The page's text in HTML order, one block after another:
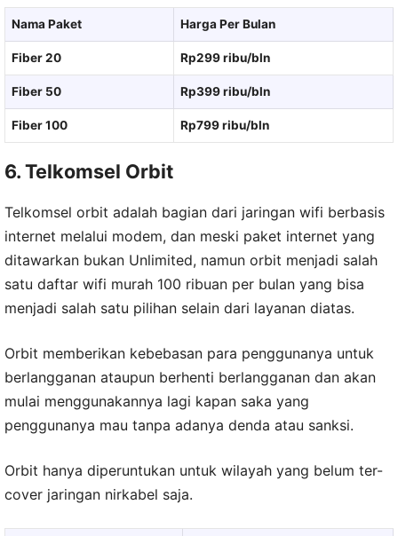
Nama Paket Harga Per Bulan
Fiber 20 Rp299 ribu/bln
Fiber 50 Rp399 ribu/bln
Fiber 100 Rp799 ribu/bln
6. Telkomsel Orbit
Telkomsel orbit adalah bagian dari jaringan wifi berbasis
internet melalui modem, dan meski paket internet yang
ditawarkan bukan Unlimited, namun orbit menjadi salah
satu daftar wifi murah 100 ribuan per bulan yang bisa
menjadi salah satu pilihan selain dari layanan diatas.
Orbit memberikan kebebasan para penggunanya untuk
berlangganan ataupun berhenti berlangganan dan akan
mulai menggunakannya lagi kapan saka yang
penggunanya mau tanpa adanya denda atau sanksi.
Orbit hanya diperuntukan untuk wilayah yang belum ter-
cover jaringan nirkabel saja.